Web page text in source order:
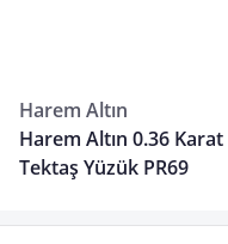
Harem Altın
Harem Altın 0.36 Karat
Tektaş Yüzük PR69